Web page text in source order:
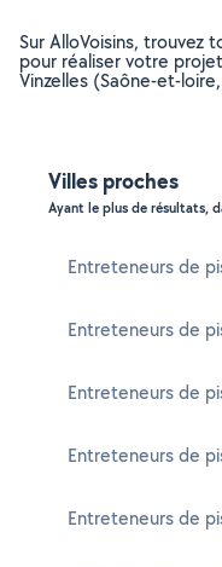
Sur AlloVoisins, trouvez
pour réaliser votre
Vinzelles (Saône-et-
Villes proches
Ayant le plus de résultats,
Entreteneurs de
Entreteneurs de
Entreteneurs de
Entreteneurs de
Entreteneurs de